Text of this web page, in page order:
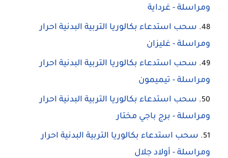
ومراسلة - غرداية
سحب استدعاء بكالوريا التربية البدنية احرار
ومراسلة - غليزان
سحب استدعاء بكالوريا التربية البدنية احرار
ومراسلة - تيميمون
سحب استدعاء بكالوريا التربية البدنية احرار
ومراسلة - برج باجي مختار
سحب استدعاء بكالوريا التربية البدنية احرار
ومراسلة - أولاد جلال